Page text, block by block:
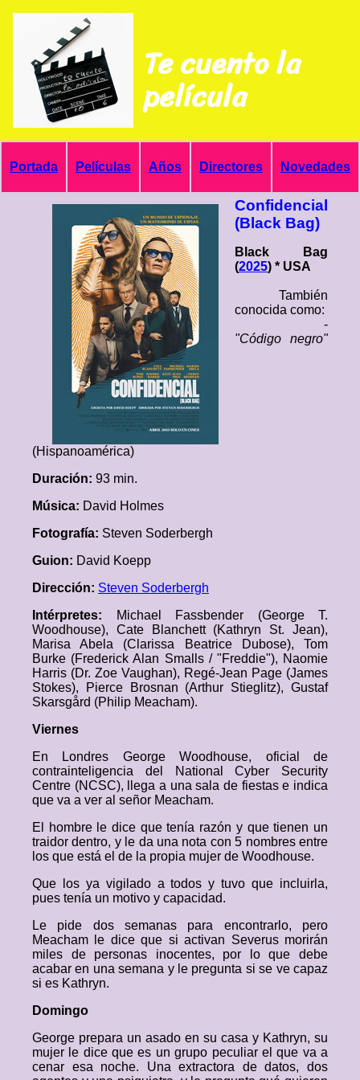
Te cuento la
película
Portada Películas Años Directores Novedades
Confidencial
(Black Bag)
Black Bag
(2025) * USA
También
conocida como:
-
"Código negro"
(Hispanoamérica)
Duración: 93 min.
Música: David Holmes
Fotografía: Steven Soderbergh
Guion: David Koepp
Dirección: Steven Soderbergh
Intérpretes:
Michael Fassbender (George T.
Woodhouse), Cate Blanchett (Kathryn St. Jean),
Marisa Abela (Clarissa Beatrice Dubose), Tom
Burke (Frederick Alan Smalls / "Freddie"), Naomie
Harris (Dr. Zoe Vaughan), Regé-Jean Page (James
Stokes), Pierce Brosnan (Arthur Stieglitz), Gustaf
Skarsgård (Philip Meacham).
Viernes
En Londres George Woodhouse, oficial de
contrainteligencia del National Cyber Security
Centre (NCSC), llega a una sala de fiestas e indica
que va a ver al señor Meacham.
El hombre le dice que tenía razón y que tienen un
traidor dentro, y le da una nota con 5 nombres entre
los que está el de la propia mujer de Woodhouse.
Que los ya vigilado a todos y tuvo que incluirla,
pues tenía un motivo y capacidad.
Le pide dos semanas para encontrarlo, pero
Meacham le dice que si activan Severus morirán
miles de personas inocentes, por lo que debe
acabar en una semana y le pregunta si se ve capaz
si es Kathryn.
Domingo
George prepara un asado en su casa y Kathryn, su
mujer le dice que es un grupo peculiar el que va a
cenar esa noche. Una extractora de datos, dos